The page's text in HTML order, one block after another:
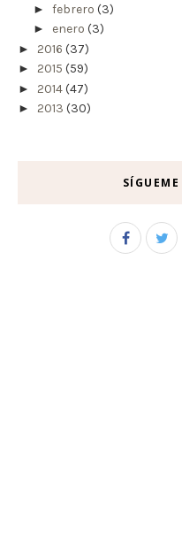
► febrero (3)
► enero (3)
► 2016 (37)
► 2015 (59)
► 2014(47)
► 2013 (30)